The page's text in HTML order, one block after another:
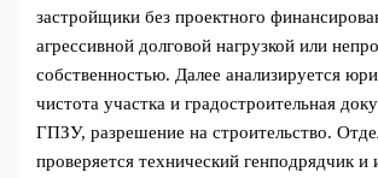
застройщики без проектного
агрессивной долговой нагрузкой или
собственностью. Далее анализируется
чистота участка и градостроительная
ГПЗУ, разрешение на строительство.
проверяется технический генподрядчик и